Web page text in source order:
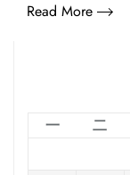
Read More
一
二